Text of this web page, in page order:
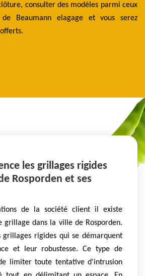
consulter des modèles parmi ceux
Beaumann elagage et vous serez
les grillages rigides
Rosporden et ses
de la société client il existe
grillage dans la ville de Rosporden.
rigides qui se démarquent
et leur robustesse. Ce type de
limiter toute tentative d'intrusion